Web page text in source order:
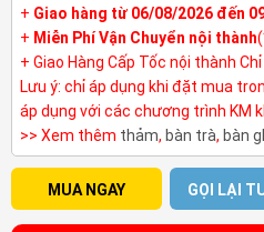
+ Giao hàng từ 06/08/2026 đến
+ Miễn Phí Vận Chuyển nội thành
+ Giao Hàng Cấp Tốc nội thành
Lưu ý: chỉ áp dụng khi đặt mua
áp dụng với các chương trình KM
>> Xem thêm thảm, bàn trà, bàn
MUA NGAY GỌI LẠI